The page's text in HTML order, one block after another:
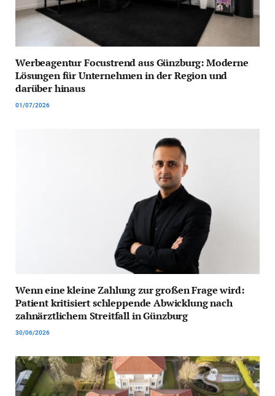
Werbeagentur Focustrend aus Günzburg: Moderne
Lösungen für Unternehmen in der Region und
darüber hinaus
01/07/2026
Wenn eine kleine Zahlung zur großen Frage wird:
Patient kritisiert schleppende Abwicklung nach
zahnärztlichem Streitfall in Günzburg
30/06/2026